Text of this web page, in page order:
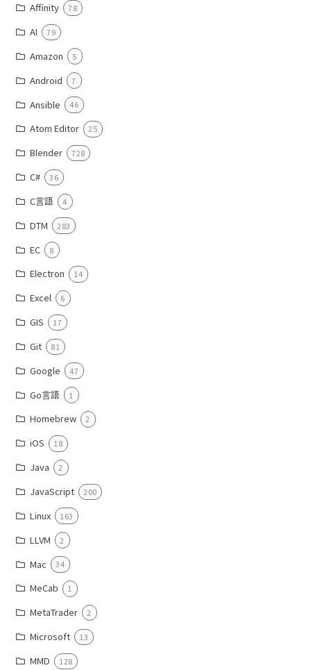
Affinity 78
AI 79
Amazon 5
Android 7
Ansible 46
Atom Editor 25
Blender 728
C# 36
C言語 4
DTM 283
EC 8
Electron 14
Excel 6
GIS 17
Git 81
Google 47
Go言語 1
Homebrew 2
iOS 18
Java 2
JavaScript 200
Linux 163
LLVM 2
Mac 34
MeCab 1
MetaTrader 2
Microsoft 13
MMD 128